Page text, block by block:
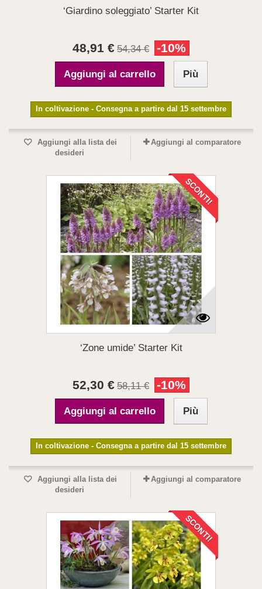
‘Giardino soleggiato’ Starter Kit
48,91 € 54,34 € -10%
Aggiungi al carrello Più
In coltivazione - Consegna a partire dal 15 settembre
Aggiungi alla lista dei
desideri
Aggiungi al comparatore
SCONTI!
‘Zone umide’ Starter Kit
52,30 € 58,11 € -10%
Aggiungi al carrello Più
In coltivazione - Consegna a partire dal 15 settembre
Aggiungi alla lista dei
desideri
Aggiungi al comparatore
SCONTI!